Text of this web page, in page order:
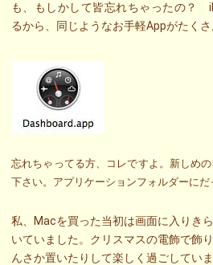
も、もしかして皆忘れちゃったの？
るから、同じようなお手軽Appがたく
忘れちゃってる方、コレですよ。新しめ
下さい。アプリケーションフォルダーにだ
私、Macを買った当初は画面に入りき
いていました。クリスマスの電飾で飾
んさか置いたりして楽しく過ごしていま